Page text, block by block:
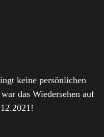
keine persönlichen
das Wiedersehen auf